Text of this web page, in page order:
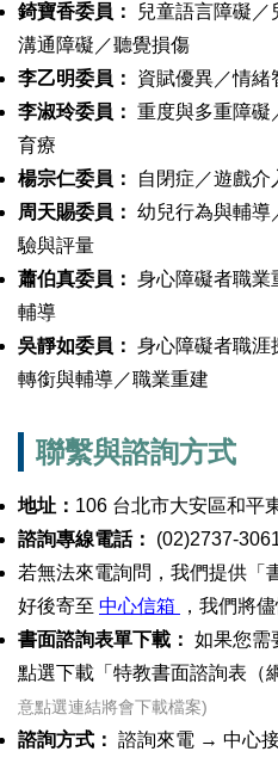
錡寶香委員：
兒童語言障礙／
溝通障礙／聽覺損傷
李乙明委員：
資賦優異／情緒
李淑玲委員： 重度與多重障礙
育療
楊宗仁委員：
自閉症／遊戲介
周天賜委員： 幼兒行為與輔導
驗與評量
蕭伯真委員： 身心障礙者職業
輔導
吳靜如委員： 身心障礙者職涯
轉銜與輔導／職業重建
聯繫與諮詢方式
地址： 106 台北市大安區和平
諮詢專線電話：
(02)2737-
若無法來電詢問，我們提供「
好後寄至 中心信箱
，我們將
書面諮詢表單下載： 如果您需
點選下載「特教書面諮詢表（
意點選連結將會下載檔案)
諮詢方式： 諮詢來電 → 中心